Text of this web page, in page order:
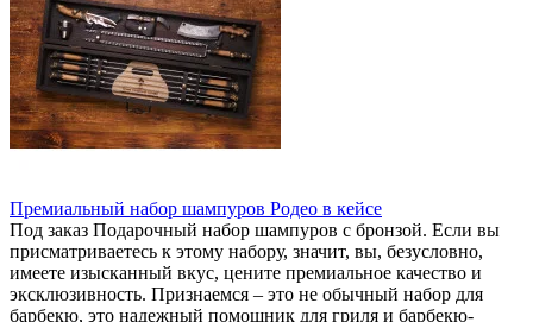
Премиальный набор шампуров Родео в кейсе
Под заказ Подарочный набор шампуров с бронзой. Если вы
присматриваетесь к этому набору, значит, вы, безусловно,
имеете изысканный вкус, цените премиальное качество и
эксклюзивность. Признаемся – это не обычный набор для
барбекю, это надежный помощник для гриля и барбекю-